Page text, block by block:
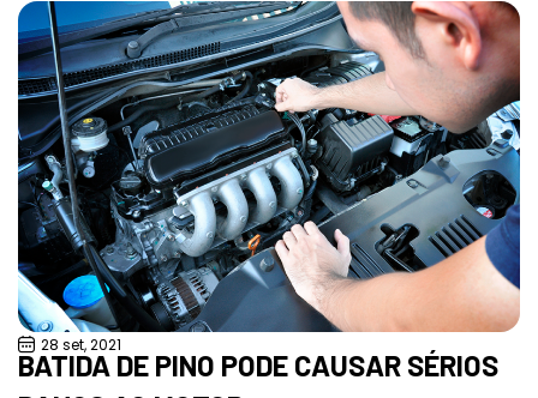
28 set, 2021
BATIDA DE PINO PODE CAUSAR SÉRIOS